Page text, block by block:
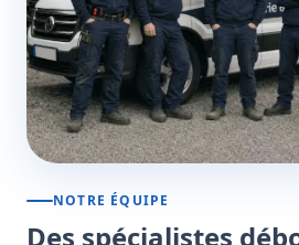
NOTRE ÉQUIPE
Des spécialistes